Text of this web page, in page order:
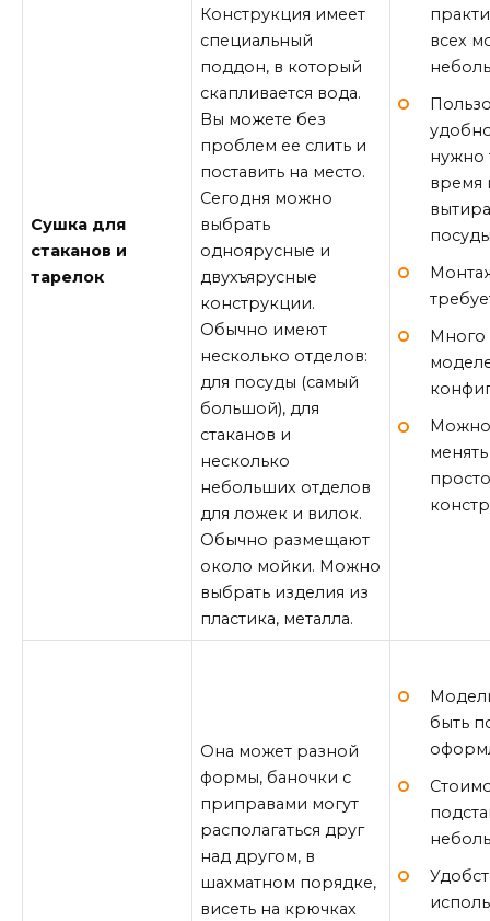
Сушка для
стаканов и
тарелок
Конструкция имеет
специальный
поддон, в который
скапливается вода.
Вы можете без
проблем ее слить и
поставить на место.
Сегодня можно
выбрать
одноярусные и
двухъярусные
конструкции.
Обычно имеют
несколько отделов:
для посуды (самый
большой), для
стаканов и
несколько
небольших отделов
для ложек и вилок.
Обычно размещают
около мойки. Можно
выбрать изделия из
пластика, металла.
всех
нужно
время
Много
Можно
Она может разной
формы, баночки с
приправами могут
располагаться друг
над другом, в
шахматном порядке,
висеть на крючках
быть